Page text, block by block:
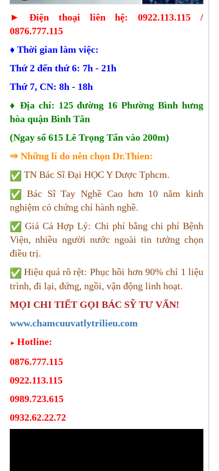
►
Điện thoại liên hệ: 0922.113.115 /
0876.777.115
♦ Thời gian làm việc:
Thứ 2 đến thứ 6: 7h - 21h
Thứ 7, CN: 8h - 18h
♦ Địa chỉ: 125 đường 16 Phường Bình hưng
hòa quận Bình Tân
(Ngay số 615 Lê Trọng Tấn vào 200m)
⇒ Những lí do nên chọn Dr.Thien:
TN Bác Sĩ Đại HỌC Y Dược Tphcm.
Bác Sĩ Tay Nghề Cao hơn 10 năm kinh
nghiệm có chứng chỉ hành nghề.
Giá Cả Hợp Lý: Chi phí bằng chi phí Bệnh
Viện, nhiều người nước ngoài tin tưởng chọn
điều trị.
Hiệu quả rõ rệt: Phục hồi hơn 90% chỉ 1 liệu
trình, đi lại, đứng, ngồi, vận động linh hoạt.
MỌI CHI TIẾT GỌI BÁC SỸ TƯ VẤN!
www.chamcuuvatlytrilieu.com
► Hotline:
0876.777.115
0922.113.115
0989.723.615
0932.62.22.72